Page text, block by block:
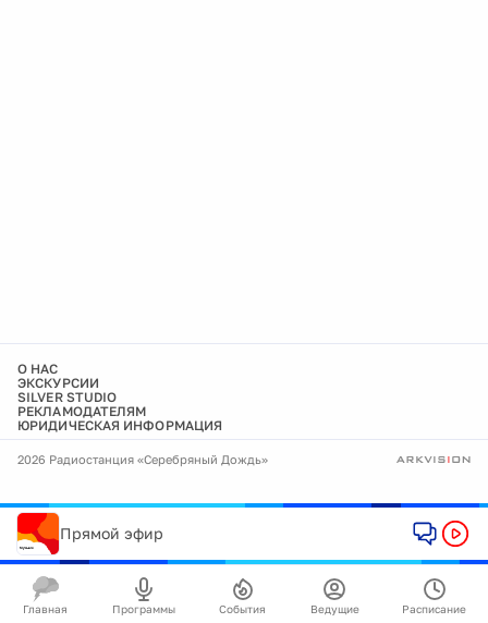
О НАС
ЭКСКУРСИИ
SILVER STUDIO
РЕКЛАМОДАТЕЛЯМ
ЮРИДИЧЕСКАЯ ИНФОРМАЦИЯ
2026 Радиостанция «Серебряный Дождь»
Прямой эфир
Главная Программы События Ведущие Расписание